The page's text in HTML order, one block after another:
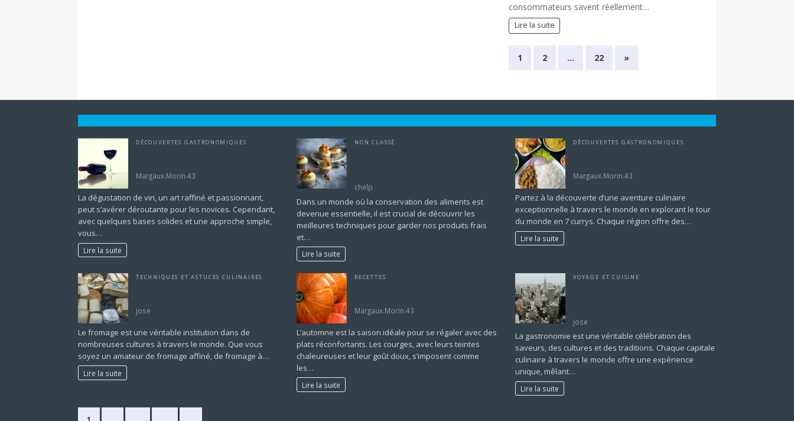
consommateurs savent réellement…
Lire la suite
1 2 … 22 »
DÉCOUVERTES GASTRONOMIQUES
Margaux.Morin.43
La dégustation de vin, un art raffiné et passionnant,
peut s’avérer déroutante pour les novices. Cependant,
avec quelques bases solides et une approche simple,
vous…
Lire la suite
NON CLASSÉ
chelp
Dans un monde où la conservation des aliments est
devenue essentielle, il est crucial de découvrir les
meilleures techniques pour garder nos produits frais
et…
Lire la suite
DÉCOUVERTES GASTRONOMIQUES
Margaux.Morin.43
Partez à la découverte d’une aventure culinaire
exceptionnelle à travers le monde en explorant le tour
du monde en 7 currys. Chaque région offre des…
Lire la suite
TECHNIQUES ET ASTUCES CULINAIRES
jose
Le fromage est une véritable institution dans de
nombreuses cultures à travers le monde. Que vous
soyez un amateur de fromage affiné, de fromage à…
Lire la suite
RECETTES
Margaux.Morin.43
L’automne est la saison idéale pour se régaler avec des
plats réconfortants. Les courges, avec leurs teintes
chaleureuses et leur goût doux, s’imposent comme
les…
Lire la suite
VOYAGE ET CUISINE
jose
La gastronomie est une véritable célébration des
saveurs, des cultures et des traditions. Chaque capitale
culinaire à travers le monde offre une expérience
unique, mêlant…
Lire la suite